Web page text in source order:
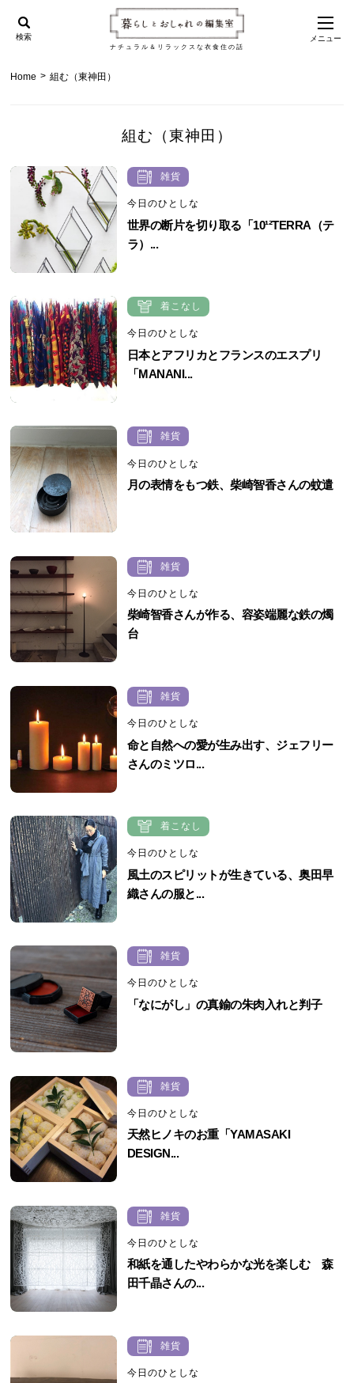
ナチュラル＆リラックスな衣食住の話
検索 メニュー
Home > 組む（東神田）
組む（東神田）
雑貨
今日のひとしな
世界の断片を切り取る「10¹²TERRA（テ
ラ）...
着こなし
今日のひとしな
日本とアフリカとフランスのエスプリ
「MANANI...
雑貨
今日のひとしな
月の表情をもつ鉄、柴崎智香さんの蚊遣
雑貨
今日のひとしな
柴崎智香さんが作る、容姿端麗な鉄の燭
台
雑貨
今日のひとしな
命と自然への愛が生み出す、ジェフリー
さんのミツロ...
着こなし
今日のひとしな
風土のスピリットが生きている、奥田早
織さんの服と...
雑貨
今日のひとしな
「なにがし」の真鍮の朱肉入れと判子
雑貨
今日のひとしな
天然ヒノキのお重「YAMASAKI
DESIGN...
雑貨
今日のひとしな
和紙を通したやわらかな光を楽しむ 森
田千晶さんの...
雑貨
今日のひとしな